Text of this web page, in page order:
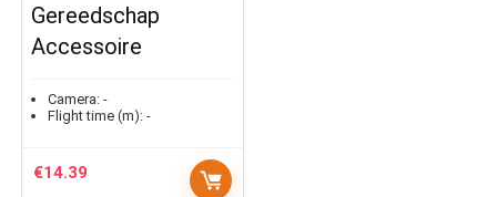
Gereedschap
Accessoire
Camera: -
Flight time (m): -
€14.39